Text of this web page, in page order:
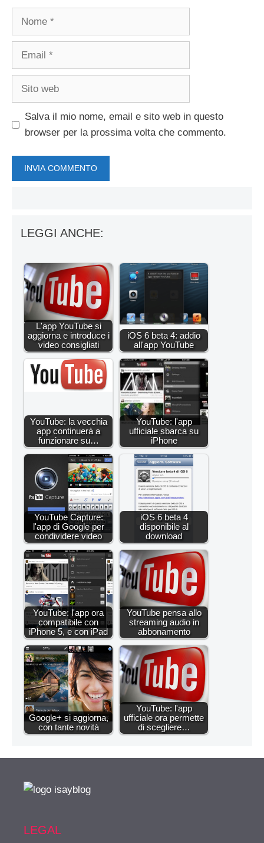
Nome
Email
Sito
Salva il mio nome, email e sito web in questo
browser per la prossima volta che commento.
LEGGI ANCHE:
L'app YouTube si
aggiorna e introduce i
video consigliati
iOS 6 beta 4: addio
all'app YouTube
YouTube: la vecchia
app continuerà a
funzionare su…
YouTube: l'app
ufficiale sbarca su
iPhone
YouTube Capture:
l'app di Google per
condividere video
iOS 6 beta 4
disponibile al
download
YouTube: l'app ora
compatibile con
iPhone 5, e con iPad
YouTube pensa allo
streaming audio in
abbonamento
Google+ si aggiorna,
con tante novità
YouTube: l'app
ufficiale ora permette
di scegliere…
LEGAL